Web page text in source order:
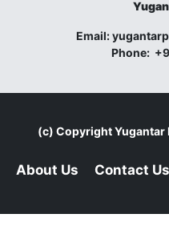
Email:
Phone:
(c) CopyrightYugantar
About Us Contact Us